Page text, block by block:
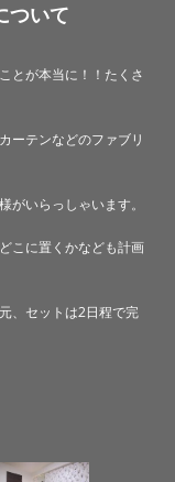
ついて
とが本当に！！たくさ
ーテンなどのファブリ
がいらっしゃいます。
こに置くかなども計画
、セットは2日程で完